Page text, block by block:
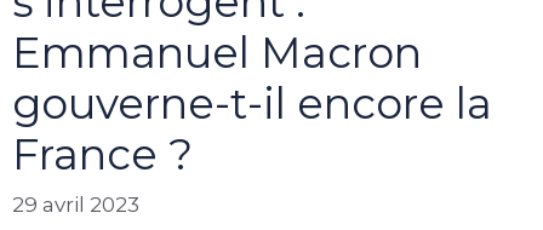
Emmanuel Macron
gouverne-t-il encore la
France ?
29 avril 2023